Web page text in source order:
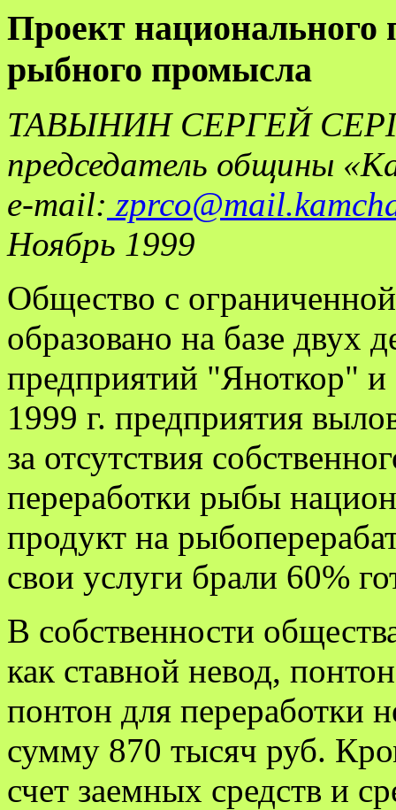
Проект национального
рыбного промысла
ТАВЫНИН СЕРГЕЙ
председатель общины
e-mail:
Ноябрь 1999
Общество с
образовано на базе
предприятий "Яноткор"
1999 г. предприятия
за отсутствия
переработки рыбы
продукт на
свои услуги брали 60%
В собственности
как ставной невод,
понтон для переработки
сумму 870 тысяч руб.
счет заемных средств и